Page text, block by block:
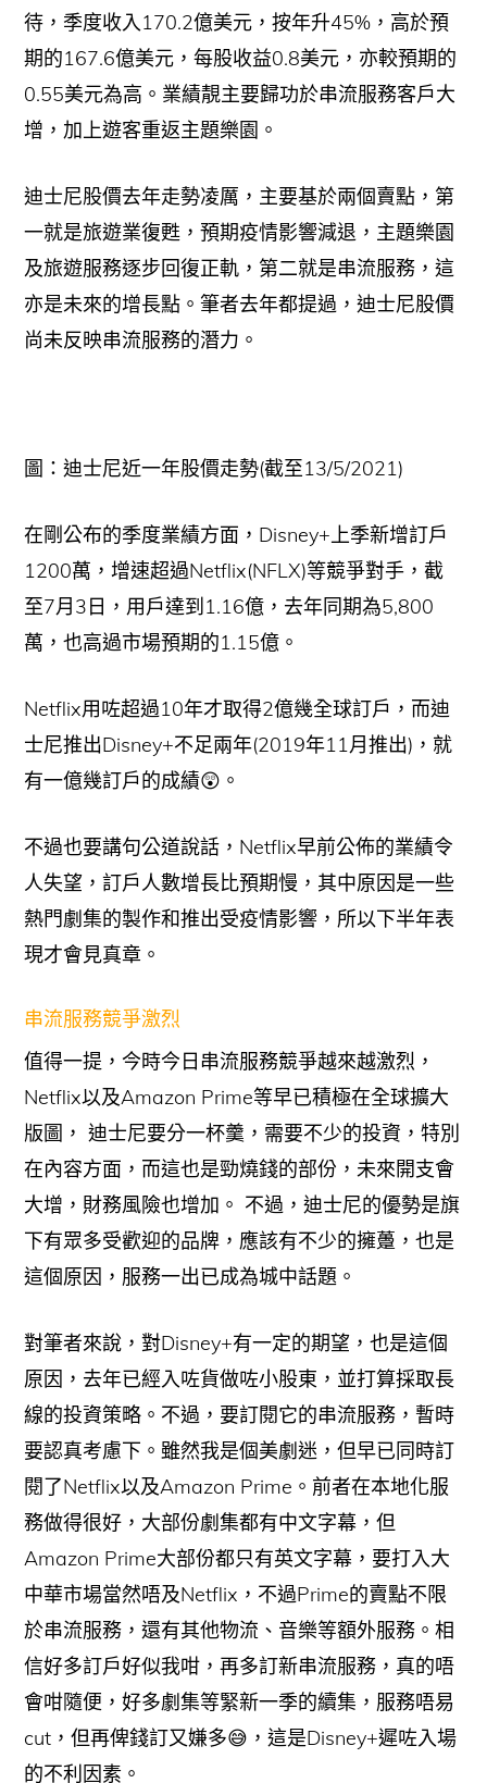
待，季度收入170.2億美元，按年升45%，高於預
期的167.6億美元，每股收益0.8美元，亦較預期的
0.55美元為高。業績靚主要歸功於串流服務客戶大
增，加上遊客重返主題樂園。
迪士尼股價去年走勢凌厲，主要基於兩個賣點，第
一就是旅遊業復甦，預期疫情影響減退，主題樂園
及旅遊服務逐步回復正軌，第二就是串流服務，這
亦是未來的增長點。筆者去年都提過，迪士尼股價
尚未反映串流服務的潛力。
圖：迪士尼近一年股價走勢(截至13/5/2021)
在剛公布的季度業績方面，Disney+上季新增訂戶
1200萬，增速超過Netflix(NFLX)等競爭對手，截
至7月3日，用戶達到1.16億，去年同期為5,800
萬，也高過市場預期的1.15億。
Netflix用咗超過10年才取得2億幾全球訂戶，而迪
士尼推出Disney+不足兩年(2019年11月推出)，就
有一億幾訂戶的成績😲。
不過也要講句公道說話，Netflix早前公佈的業績令
人失望，訂戶人數增長比預期慢，其中原因是一些
熱門劇集的製作和推出受疫情影響，所以下半年表
現才會見真章。
串流服務競爭激烈
值得一提，今時今日串流服務競爭越來越激烈，
Netflix以及Amazon Prime等早已積極在全球擴大
版圖， 迪士尼要分一杯羹，需要不少的投資，特別
在內容方面，而這也是勁燒錢的部份，未來開支會
大增，財務風險也增加。 不過，迪士尼的優勢是旗
下有眾多受歡迎的品牌，應該有不少的擁躉，也是
這個原因，服務一出已成為城中話題。
對筆者來說，對Disney+有一定的期望，也是這個
原因，去年已經入咗貨做咗小股東，並打算採取長
線的投資策略。不過，要訂閱它的串流服務，暫時
要認真考慮下。雖然我是個美劇迷，但早已同時訂
閱了Netflix以及Amazon Prime。前者在本地化服
務做得很好，大部份劇集都有中文字幕，但
Amazon Prime大部份都只有英文字幕，要打入大
中華市場當然唔及Netflix，不過Prime的賣點不限
於串流服務，還有其他物流、音樂等額外服務。相
信好多訂戶好似我咁，再多訂新串流服務，真的唔
會咁隨便，好多劇集等緊新一季的續集，服務唔易
cut，但再俾錢訂又嫌多😅，這是Disney+遲咗入場
的不利因素。